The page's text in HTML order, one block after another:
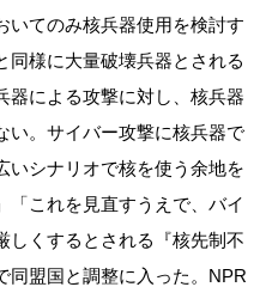
いてのみ核兵器使用を検討す
同様に大量破壊兵器とされる
器による攻撃に対し、核兵器
い。サイバー攻撃に核兵器で
いシナリオで核を使う余地を
「これを見直すうえで、バイ
しくするとされる『核先制不
同盟国と調整に入った。NPR